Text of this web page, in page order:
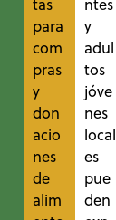
para
com
pras
y
don
acio
nes
de
alim
y
adul
tos
jóve
nes
local
es
pue
den